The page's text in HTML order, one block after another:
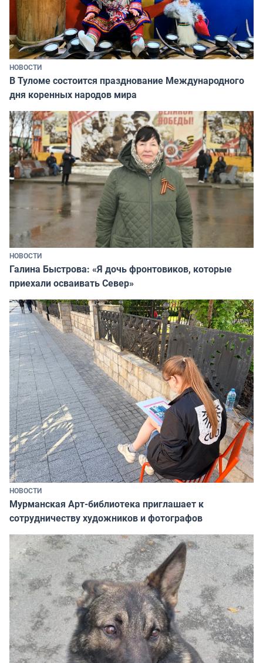
НОВОСТИ
В Туломе состоится празднование Международного
дня коренных народов мира
НОВОСТИ
Галина Быстрова: «Я дочь фронтовиков, которые
приехали осваивать Север»
НОВОСТИ
Мурманская Арт-библиотека приглашает к
сотрудничеству художников и фотографов